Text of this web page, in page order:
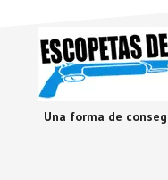
Una forma de